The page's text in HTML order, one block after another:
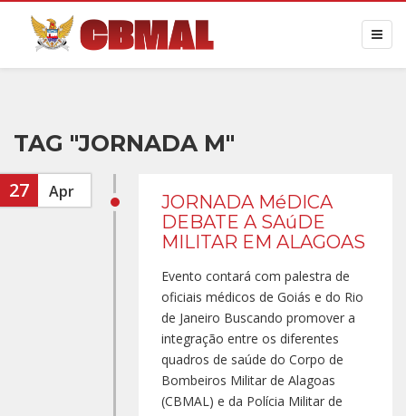
TAG "JORNADA M"
27 Apr
JORNADA MéDICA
DEBATE A SAúDE
MILITAR EM ALAGOAS
Evento contará com palestra de
oficiais médicos de Goiás e do Rio
de Janeiro Buscando promover a
integração entre os diferentes
quadros de saúde do Corpo de
Bombeiros Militar de Alagoas
(CBMAL) e da Polícia Militar de